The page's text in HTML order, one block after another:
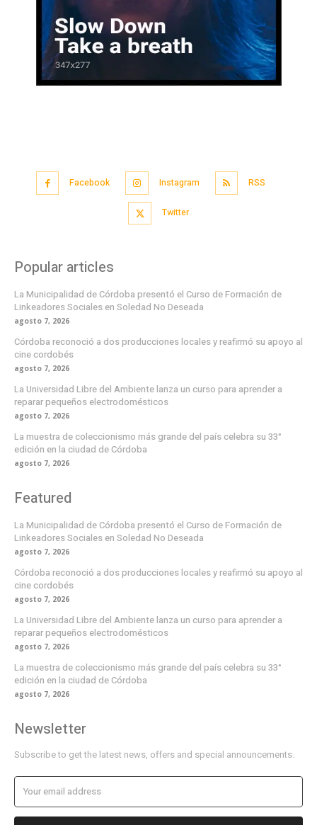
Facebook Instagram RSS
Twitter
Popular articles
La Municipalidad de Córdoba presentó el Curso de Formación de
Linkeadores Sociales en Soledad No Deseada
agosto 7, 2026
Córdoba reconoció a dos producciones locales y reafirmó su apoyo al
cine cordobés
agosto 7, 2026
La Universidad Libre del Ambiente lanza un curso para aprender a
reparar pequeños electrodomésticos
agosto 7, 2026
La muestra de coleccionismo más grande del país celebra su 33°
edición en la ciudad de Córdoba
agosto 7, 2026
Featured
La Municipalidad de Córdoba presentó el Curso de Formación de
Linkeadores Sociales en Soledad No Deseada
agosto 7, 2026
Córdoba reconoció a dos producciones locales y reafirmó su apoyo al
cine cordobés
agosto 7, 2026
La Universidad Libre del Ambiente lanza un curso para aprender a
reparar pequeños electrodomésticos
agosto 7, 2026
La muestra de coleccionismo más grande del país celebra su 33°
edición en la ciudad de Córdoba
agosto 7, 2026
Newsletter
Subscribe to get the latest news, offers and special announcements.